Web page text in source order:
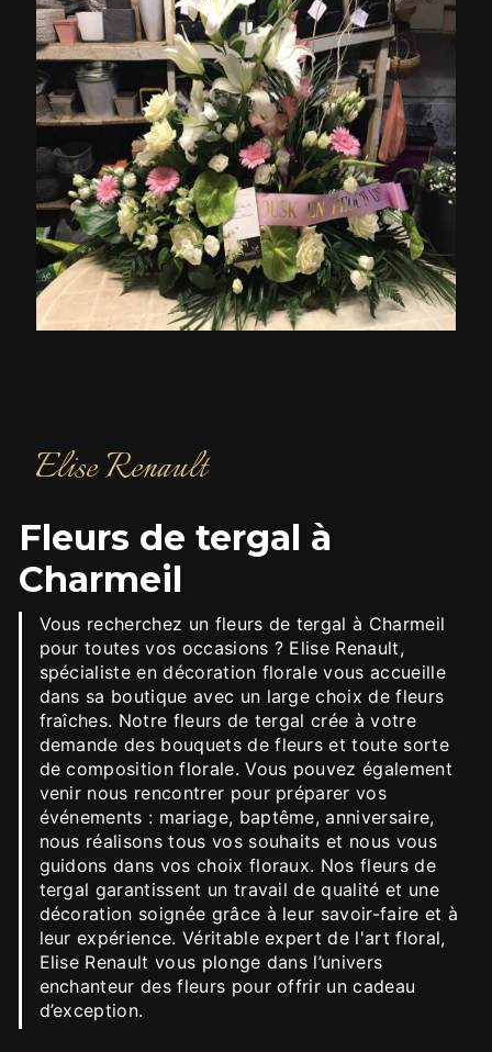
Elise Renault
fleurs de tergal à
Charmeil
Vous recherchez un fleurs de tergal à Charmeil
pour toutes vos occasions ? Elise Renault,
spécialiste en décoration florale vous accueille
dans sa boutique avec un large choix de fleurs
fraîches. Notre fleurs de tergal crée à votre
demande des bouquets de fleurs et toute sorte
de composition florale. Vous pouvez également
venir nous rencontrer pour préparer vos
événements : mariage, baptême, anniversaire,
nous réalisons tous vos souhaits et nous vous
guidons dans vos choix floraux. Nos fleurs de
tergal garantissent un travail de qualité et une
décoration soignée grâce à leur savoir-faire et à
leur expérience. Véritable expert de l'art floral,
Elise Renault vous plonge dans l’univers
enchanteur des fleurs pour offrir un cadeau
d’exception.